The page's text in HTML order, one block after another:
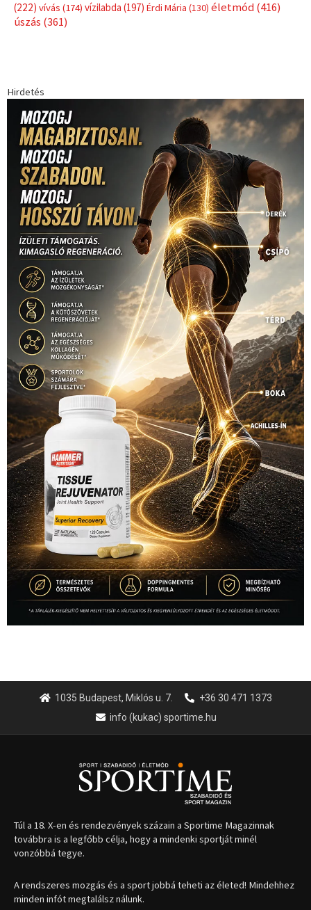
Címkék
(181)Jégkorong(148)kajakkenu(138)karate(168)kickbox(204)
kosárlabda(166) Lewis Hamilton(168)
magyar
labdarúgóválogatott(148)Mercedes (244) motorsport(153)
Opel
Dakar Team(132)Rali Világbajnokság (122) Rendezvény(142)
rio
2016(373)sport Sportime Magazin(128)szabadidősport
(316) Szalay Balázs(126) tenisz(416) táplálkozás(155)utazás
(126)Video(247)világbajnokság (162) Világkupa(129)
vitorlázás
(222) vívás(174) (197) Érdi Mária(130)életmód(416)
úszás(361)
Hirdetés
1035 Budapest, Miklós u. 7.
+36 30 471 1373